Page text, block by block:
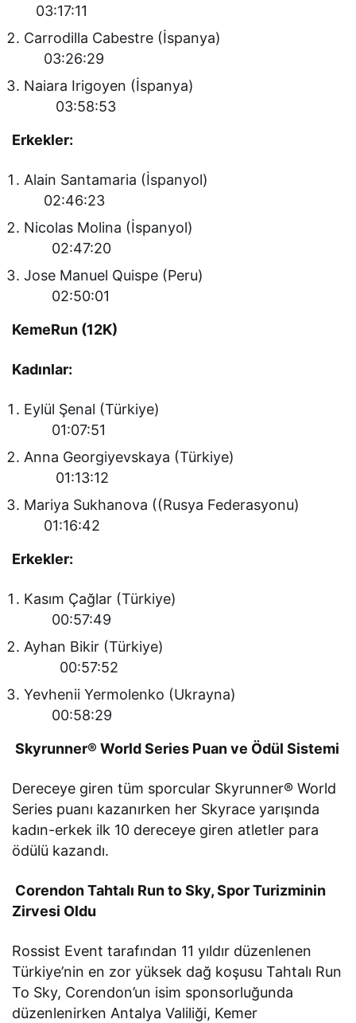
03:17:11
Carrodilla Cabestre (İspanya)
03:26:29
Naiara Irigoyen (İspanya)
03:58:53
Erkekler:
Alain Santamaria (İspanyol)
02:46:23
Nicolas Molina (İspanyol)
02:47:20
Jose Manuel Quispe (Peru)
02:50:01
KemeRun (12K)
Kadınlar:
Eylül Şenal (Türkiye)
01:07:51
Anna Georgiyevskaya (Türkiye)
01:13:12
Mariya Sukhanova ((Rusya Federasyonu)
01:16:42
Erkekler:
Kasım Çağlar (Türkiye)
00:57:49
Ayhan Bikir (Türkiye)
00:57:52
Yevhenii Yermolenko (Ukrayna)
00:58:29
Skyrunner® World Series Puan ve Ödül Sistemi
Dereceye giren tüm sporcular Skyrunner® World
Series puanı kazanırken her Skyrace yarışında
kadın-erkek ilk 10 dereceye giren atletler para
ödülü kazandı.
Corendon Tahtalı Run to Sky, Spor Turizminin
Zirvesi Oldu
Rossist Event tarafından 11 yıldır düzenlenen
Türkiye’nin en zor yüksek dağ koşusu Tahtalı Run
To Sky, Corendon’un isim sponsorluğunda
düzenlenirken Antalya Valiliği, Kemer